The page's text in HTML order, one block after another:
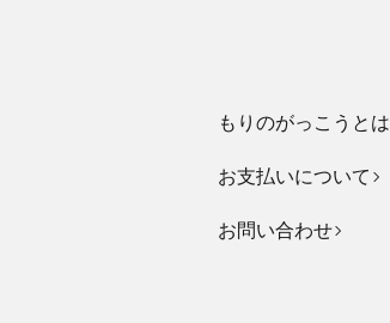
もりのがっこうとは
お支払いについて
お問い合わせ